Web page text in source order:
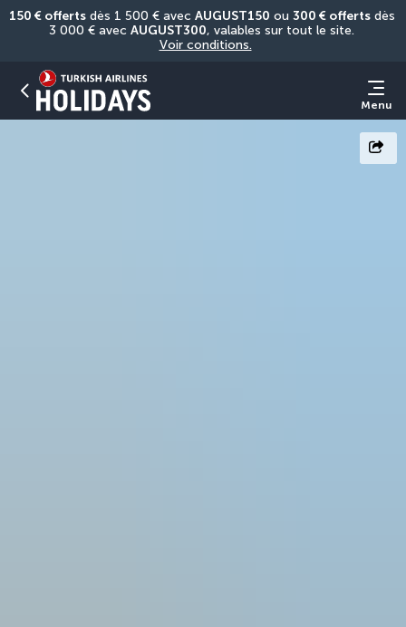
150 € offerts dès 1 500 € avec AUGUST150 ou 300 € offerts dès
3 000 € avec AUGUST300
Voir conditions.
Menu